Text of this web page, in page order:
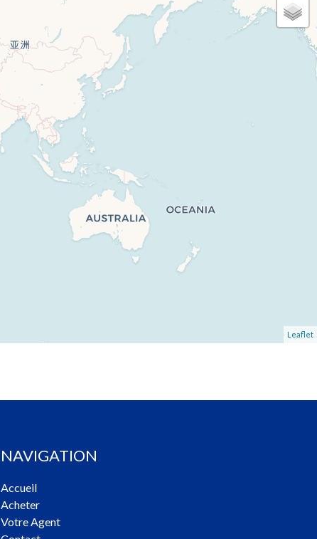
Leaflet
NAVIGATION
Accueil
Acheter
Votre Agent